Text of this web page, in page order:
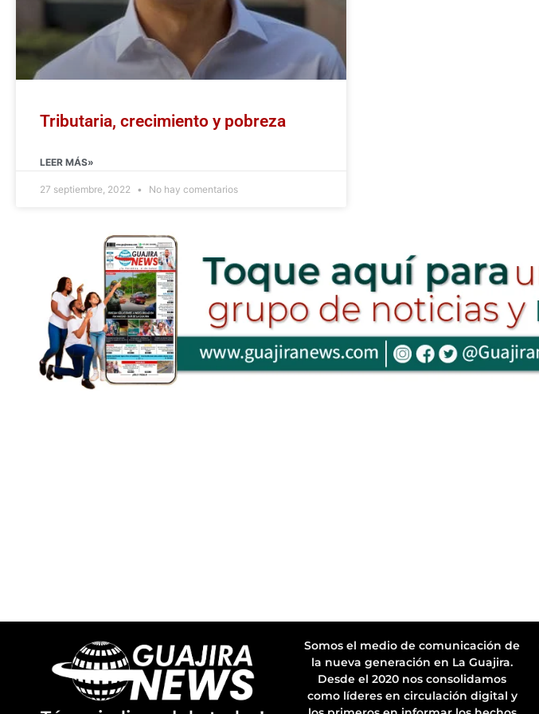
Tributaria, crecimiento y pobreza
LEER MÁS»
27 septiembre, 2022 No hay comentarios
Somos el medio de comunicación de
la nueva generación en La Guajira.
Desde el 2020 nos consolidamos
como líderes en circulación digital y